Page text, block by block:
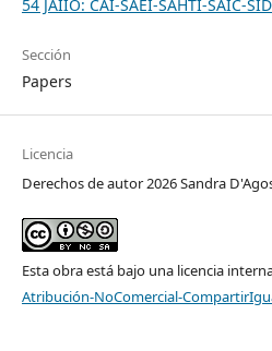
54 JAIIO: CAI-SAEI-SAHTI-SAIC-
Sección
Papers
Licencia
Derechos de autor 2026 Sandra
Esta obra está bajo una licencia
Atribución-NoComercial-